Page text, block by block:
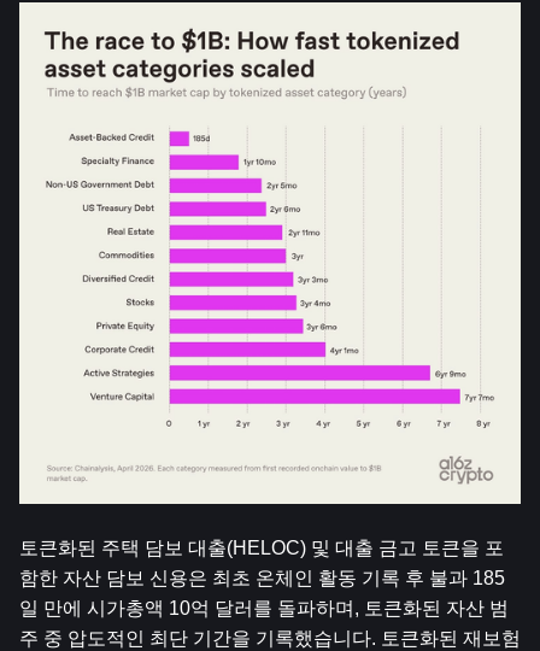
토큰화된 주택 담보 대출(HELOC) 및 대출 금고 토큰을 포
함한 자산 담보 신용은 최초 온체인 활동 기록 후 불과 185
일 만에 시가총액 10억 달러를 돌파하며, 토큰화된 자산 범
주 중 압도적인 최단 기간을 기록했습니다. 토큰화된 재보험